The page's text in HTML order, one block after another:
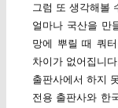
그럼 또 생각해볼
얼마나 국산을 만
망에 뿌릴 때 쿼
차이가 없어집니
출판사에서 하지
전용 출판사와 한